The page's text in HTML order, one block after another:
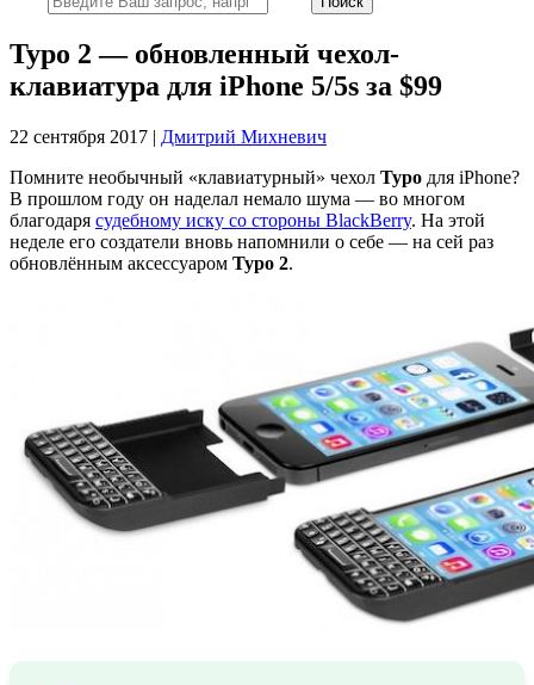
Typo 2 — обновленный чехол-
клавиатура для iPhone 5/5s за $99
22 сентября 2017 | Дмитрий Михневич
Помните необычный «клавиатурный» чехол Typo для iPhone?
В прошлом году он наделал немало шума — во многом
благодаря судебному иску со стороны BlackBerry. На этой
неделе его создатели вновь напомнили о себе — на сей раз
обновлённым аксессуаром Typo 2.